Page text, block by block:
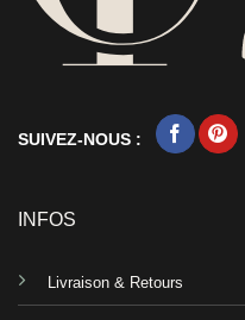
SUIVEZ-NOUS :
INFOS
Livraison & Retours